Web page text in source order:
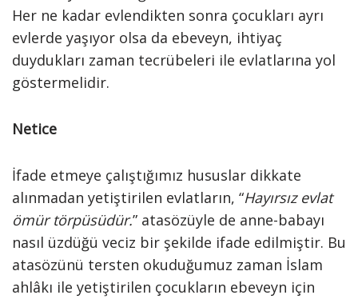
Her ne kadar evlendikten sonra çocukları ayrı
evlerde yaşıyor olsa da ebeveyn, ihtiyaç
duydukları zaman tecrübeleri ile evlatlarına yol
göstermelidir.
Netice
İfade etmeye çalıştığımız hususlar dikkate
alınmadan yetiştirilen evlatların, “Hayırsız evlat
ömür törpüsüdür.” atasözüyle de anne-babayı
nasıl üzdüğü veciz bir şekilde ifade edilmiştir. Bu
atasözünü tersten okuduğumuz zaman İslam
ahlâkı ile yetiştirilen çocukların ebeveyn için